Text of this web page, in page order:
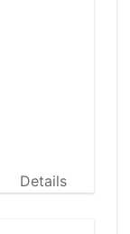
Details